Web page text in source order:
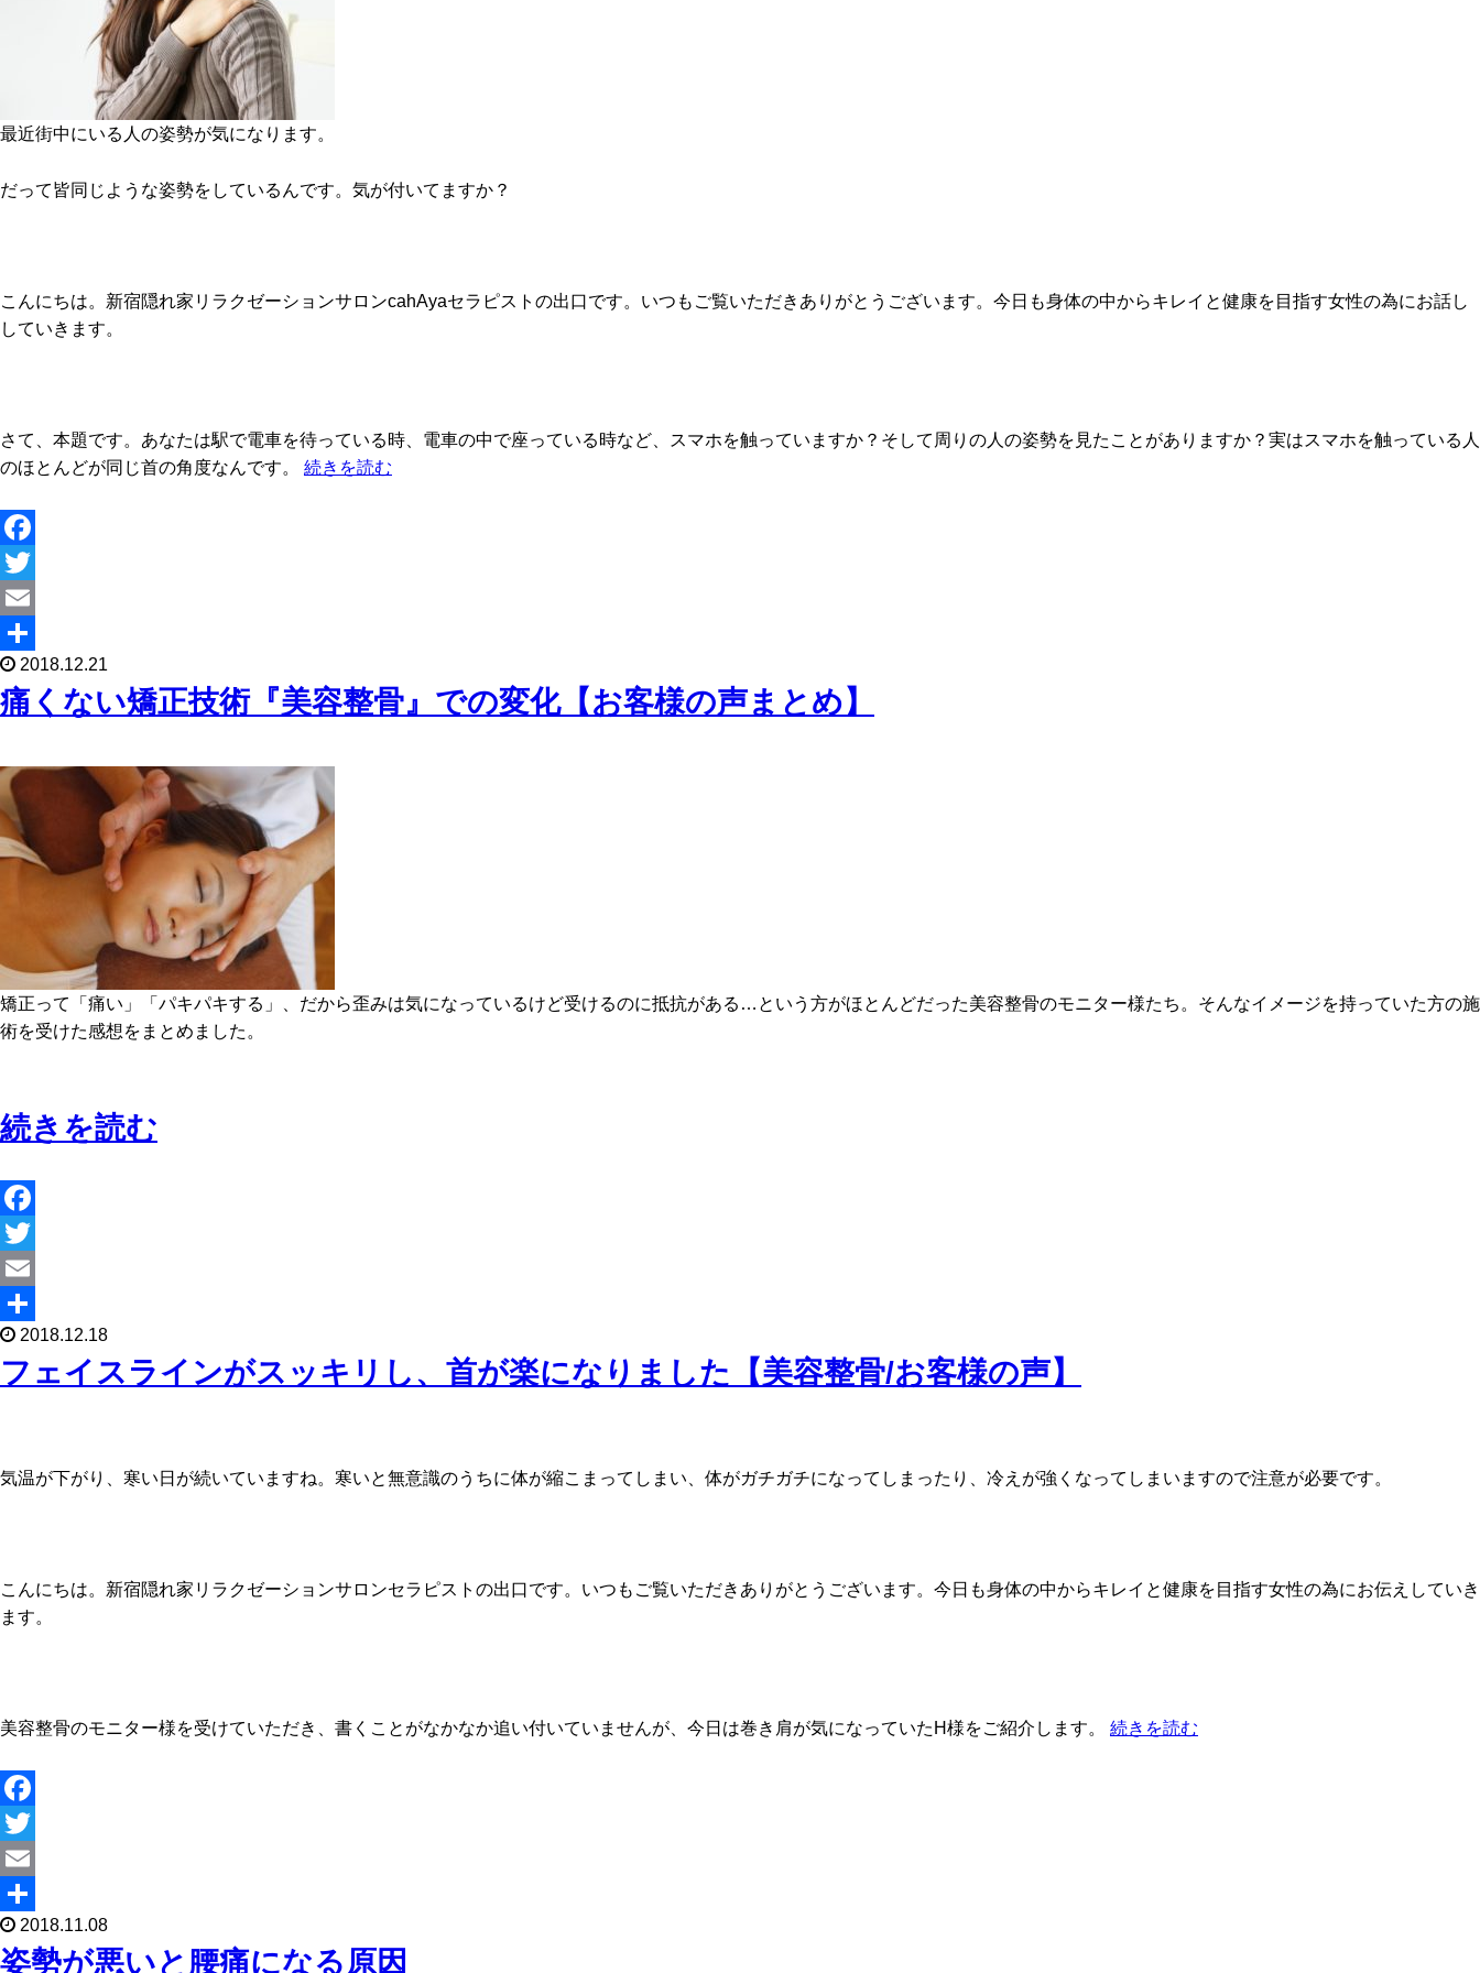
最近街中にいる人の姿勢が気になります。
だって皆同じような姿勢をしているんです。気が付いてますか？
こんにちは。新宿隠れ家リラクゼーションサロンcahAyaセラピストの出口です。いつもご覧いただきありがとうございます。今日も身体の中からキレイと健康を目指す女性の為にお話し
していきます。
さて、本題です。あなたは駅で電車を待っている時、電車の中で座っている時など、スマホを触っていますか？そして周りの人の姿勢を見たことがありますか？実はスマホを触っている人
のほとんどが同じ首の角度なんです。 続きを読む
F
a
c
e
b
o
k
T
w
i
t
e
r
E
m
a
l
共
有
2018.12.21
痛くない矯正技術『美容整骨』での変化【お客様の声まとめ】
矯正って「痛い」「パキパキする」、だから歪みは気になっているけど受けるのに抵抗がある…という方がほとんどだった美容整骨のモニター様たち。そんなイメージを持っていた方の施
術を受けた感想をまとめました。
続きを読む
F
a
c
e
k
T
w
i
r
E
m
共
有
2018.12.18
フェイスラインがスッキリし、首が楽になりました【美容整骨/お客様の声】
気温が下がり、寒い日が続いていますね。寒いと無意識のうちに体が縮こまってしまい、体がガチガチになってしまったり、冷えが強くなってしまいますので注意が必要です。
こんにちは。新宿隠れ家リラクゼーションサロンセラピストの出口です。いつもご覧いただきありがとうございます。今日も身体の中からキレイと健康を目指す女性の為にお伝えしていき
ます。
美容整骨のモニター様を受けていただき、書くことがなかなか追い付いていませんが、今日は巻き肩が気になっていたH様をご紹介します。 続きを読む
F
a
c
e
b
T
w
i
t
E
m
a
共
有
2018.11.08
姿勢が悪いと腰痛になる原因